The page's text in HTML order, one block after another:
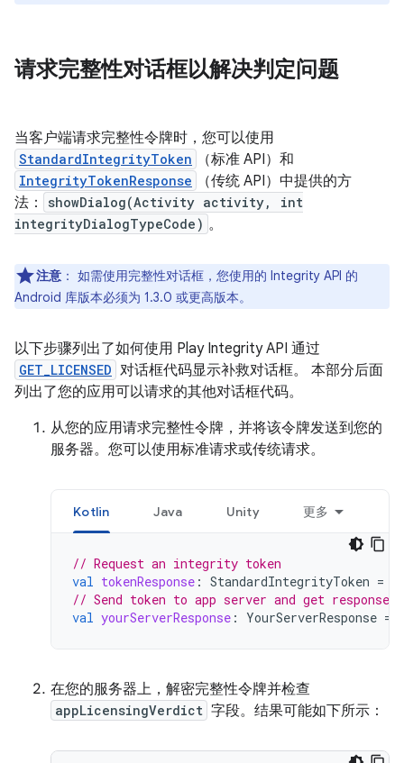
请求完整性对话框以解决判定问题
当客户端请求完整性令牌时，您可以使用
StandardIntegrityToken （标准 API）和
IntegrityTokenResponse
（传统 API）中提供的方
法：
showDialog(Activity activity, int
integrityDialogTypeCode) 。
注意 ： 如需使用完整性对话框，您使用的 Integrity API 的
Android 库版本必须为 1.3.0 或更高版本。
以下步骤列出了如何使用 Play Integrity API 通过
GET_LICENSED 对话框代码显示补救对话框。 本部分后面
列出了您的应用可以请求的其他对话框代码。
从您的应用请求完整性令牌，并将该令牌发送到您的
服务器。您可以使用标准请求或传统请求。
Kotlin Java Unity 更多
// Request an integrity token
val tokenResponse : StandardIntegrityToken =
// Send token to app server and get response
val yourServerResponse : YourServerResponse =
在您的服务器上，解密完整性令牌并检查
appLicensingVerdict 字段。结果可能如下所示：